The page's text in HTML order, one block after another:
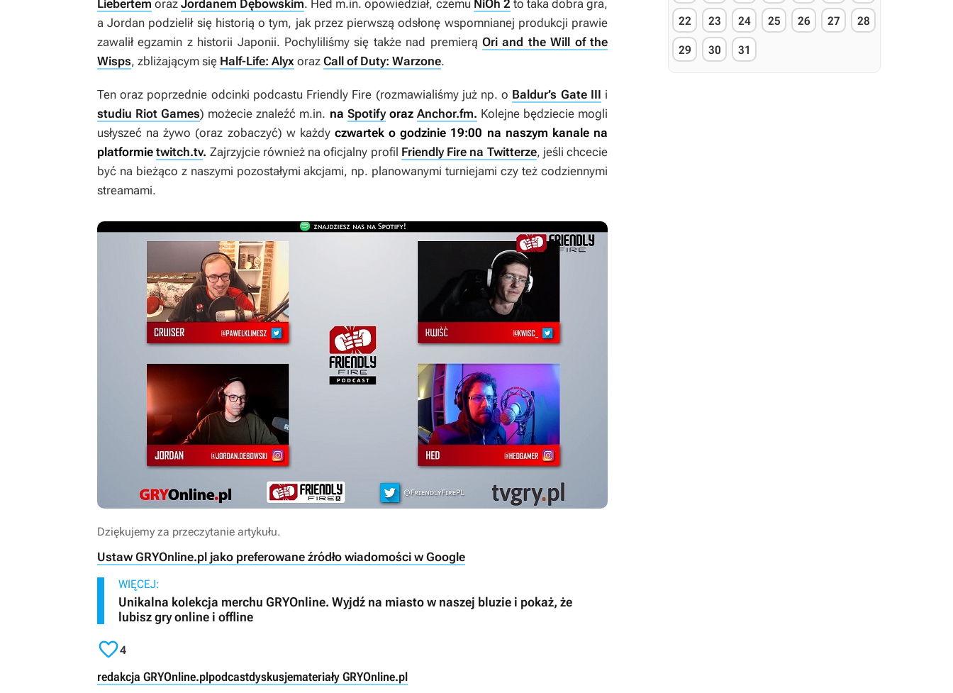
Liebertem orazJordanem Dębowskim. Hed m.in. opowiedział, czemu NiOh 2 to taka dobra gra,
a Jordan podzielił się historią o tym, jak przez pierwszą odsłonę wspomnianej produkcji prawie
zawalił egzamin z historii Japonii. Pochyliliśmy się także nad premierą Ori and the Will of the
Wisps, zbliżającym się Half-Life: Alyx oraz Call of Duty: Warzone.
Ten oraz poprzednie odcinki podcastu Friendly Fire (rozmawialiśmy już np. o Baldur’s Gate III i
studiu Riot Games) możecie znaleźć m.in. na Spotifyoraz Anchor.fm. Kolejne będziecie mogli
usłyszeć na żywo (oraz zobaczyć) w każdy czwartek o godzinie 19:00 na naszym kanale na
platformietwitch.tv. Zajrzyjcie również na oficjalny profil Friendly Fire na Twitterze, jeśli chcecie
być na bieżąco z naszymi pozostałymi akcjami, np. planowanymi turniejami czy też codziennymi
streamami.
Dziękujemy za przeczytanie artykułu.
Ustaw GRYOnline.pl jako preferowane źródło wiadomości w Google
WIĘCEJ:
Unikalna kolekcja merchu GRYOnline. Wyjdź na miasto w naszej bluzie i pokaż, że
lubisz gry online i offline
4
redakcja GRYOnline.plpodcastdyskusjemateriały GRYOnline.pl
22 23 24 25 26 27 28
29 30 31